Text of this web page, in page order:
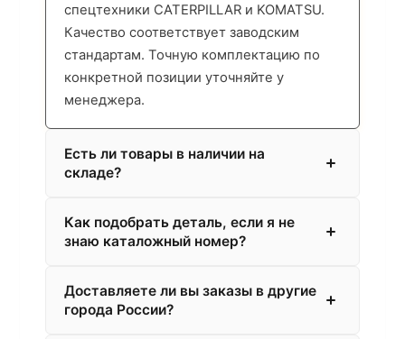
спецтехники CATERPILLAR и KOMATSU.
Качество соответствует заводским
стандартам. Точную комплектацию по
конкретной позиции уточняйте у
менеджера.
Есть ли товары в наличии на
складе?
Как подобрать деталь, если я не
знаю каталожный номер?
Доставляете ли вы заказы в другие
города России?